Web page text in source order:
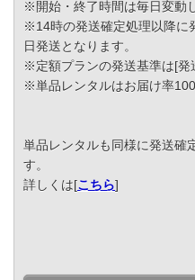
※開始・終了時間は毎日変動
※14時の発送確定処理以降に
日発送となります。
※定額プランの発送基準は[発
※単品レンタルはお届け率
単品レンタルも同様に発送確
す。
詳しくは[こちら]